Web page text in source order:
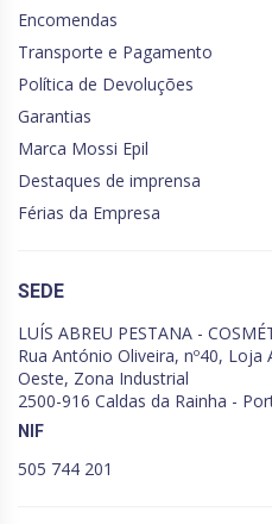
Encomendas
Transporte e Pagamento
Política de Devoluções
Garantias
Marca Mossi Epil
Destaques de imprensa
Férias da Empresa
SEDE
LUÍS ABREU PESTANA -
Rua António Oliveira, nº40,
Oeste, Zona Industrial
2500-916 Caldas da Rainha -
NIF
505 744 201